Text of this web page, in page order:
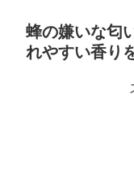
蜂の嫌いな匂
れやすい香り